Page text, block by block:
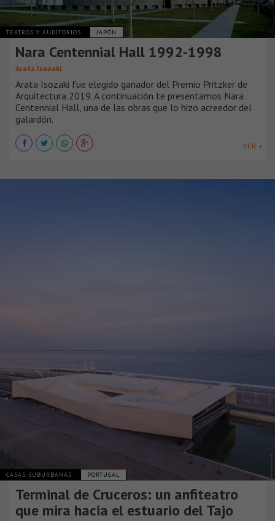
TEATROS Y AUDITORIOS JAPÓN
Nara Centennial Hall 1992-1998
Arata Isozaki
Arata Isozaki fue elegido ganador del Premio Pritzker de
Arquitectura 2019. A continuación te presentamos Nara
Centennial Hall, una de las obras que lo hizo acreedor del
galardón.
VER +
CASAS SUBURBANAS PORTUGAL
Terminal de Cruceros: un anfiteatro
que mira hacia el estuario del Tajo